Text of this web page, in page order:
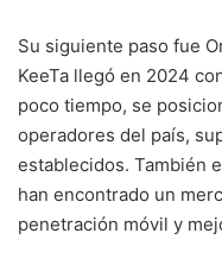
Su siguiente paso fue
KeeTa llegó en 2024
poco tiempo, se
operadores del país,
establecidos. También
han encontrado un
penetración móvil y